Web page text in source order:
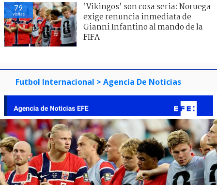
79
visitas
’Vikingos’ son cosa seria: Noruega
exige renuncia inmediata de
Gianni Infantino al mando de la
FIFA
Futbol Internacional > Agencia De Noticias